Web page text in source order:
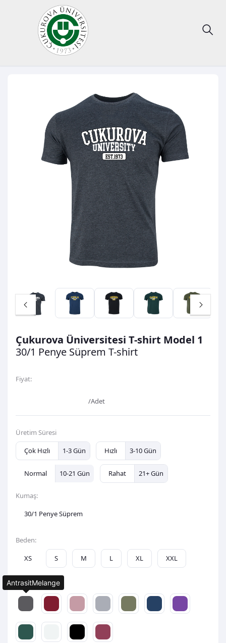
Çukurova Üniversitesi T-shirt Model 1
30/1 Penye Süprem T-shirt
Fiyat:
/Adet
Üretim Süresi
Çok Hızlı
1-3 Gün Hızlı 3-10 Gün
Normal 10-21 Gün Rahat 21+ Gün
Kumaş:
30/1 Penye Süprem
Beden:
XS
S M L XL XXL
Renk:
AntrasitMelange